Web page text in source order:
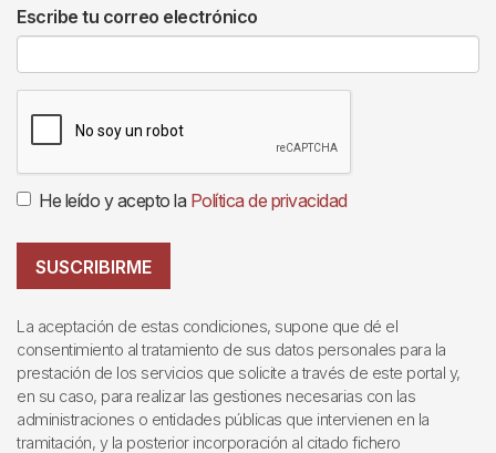
Escribe tu correo electrónico
He leído y acepto la Política de privacidad
SUSCRIBIRME
La aceptación de estas condiciones, supone que dé el
consentimiento al tratamiento de sus datos personales para la
prestación de los servicios que solicite a través de este portal y,
en su caso, para realizar las gestiones necesarias con las
administraciones o entidades públicas que intervienen en la
tramitación, y la posterior incorporación al citado fichero